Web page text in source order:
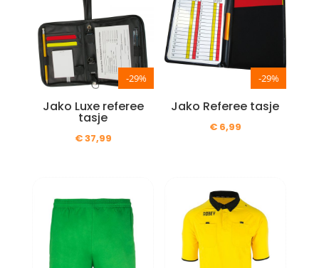
-29%
Jako Luxe referee
tasje
€37,99
-29%
Jako Referee tasje
€6,99